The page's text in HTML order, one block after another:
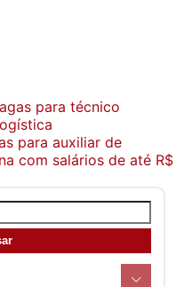
para técnico
para auxiliar de
com salários de até R$